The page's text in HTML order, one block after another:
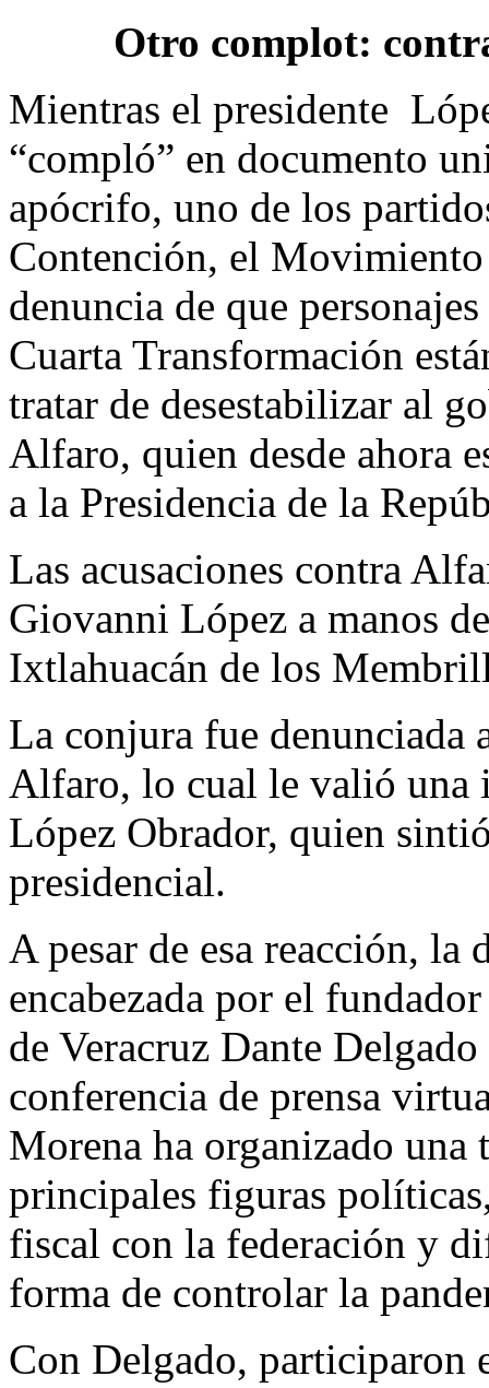
Otro complot:
Mientras el presidente
“compló” en documento
apócrifo, uno de los
Contención, el
denuncia de que
Cuarta Transformación
tratar de desestabilizar al
Alfaro, quien desde ahora
a la Presidencia de la
Las acusaciones contra
Giovanni López a manos
Ixtlahuacán de los
La conjura fue denunciada
Alfaro, lo cual le valió una
López Obrador, quien
presidencial.
A pesar de esa reacción,
encabezada por el
de Veracruz Dante
conferencia de prensa
Morena ha organizado una
principales figuras
fiscal con la federación y
forma de controlar la
Con Delgado, participaron